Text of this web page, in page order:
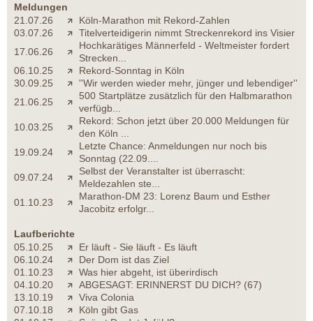
Meldungen
21.07.26
Köln-Marathon mit Rekord-Zahlen
03.07.26
Titelverteidigerin nimmt Streckenrekord ins Visier
17.06.26
Hochkarätiges Männerfeld - Weltmeister fordert
Strecken...
06.10.25
Rekord-Sonntag in Köln
30.09.25
''Wir werden wieder mehr, jünger und lebendiger''
21.06.25
500 Startplätze zusätzlich für den Halbmarathon
verfügb...
10.03.25
Rekord: Schon jetzt über 20.000 Meldungen für
den Köln ...
19.09.24
Letzte Chance: Anmeldungen nur noch bis
Sonntag (22.09....
09.07.24
Selbst der Veranstalter ist überrascht:
Meldezahlen ste...
01.10.23
Marathon-DM 23: Lorenz Baum und Esther
Jacobitz erfolgr...
Laufberichte
05.10.25
Er läuft - Sie läuft - Es läuft
06.10.24
Der Dom ist das Ziel
01.10.23
Was hier abgeht, ist überirdisch
04.10.20
ABGESAGT: ERINNERST DU DICH? (67)
13.10.19
Viva Colonia
07.10.18
Köln gibt Gas